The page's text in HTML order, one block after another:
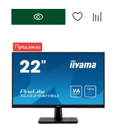
Предзаказ